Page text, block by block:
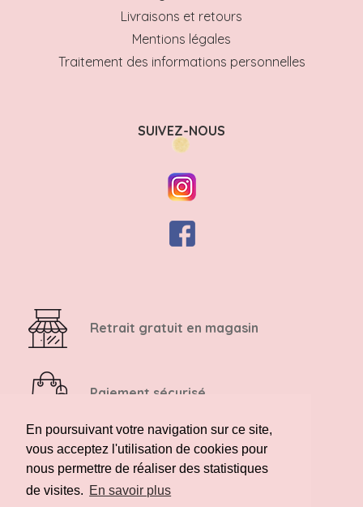
En poursuivant votre navigation sur ce site,
vous acceptez l'utilisation de cookies pour
nous permettre de réaliser des statistiques
de visites. En savoir plus
Livraisons et retours
Mentions légales
Traitement des informations personnelles
SUIVEZ-NOUS
Retrait gratuit en magasin
Paiement sécurisé
Retour possible sous 14 jours